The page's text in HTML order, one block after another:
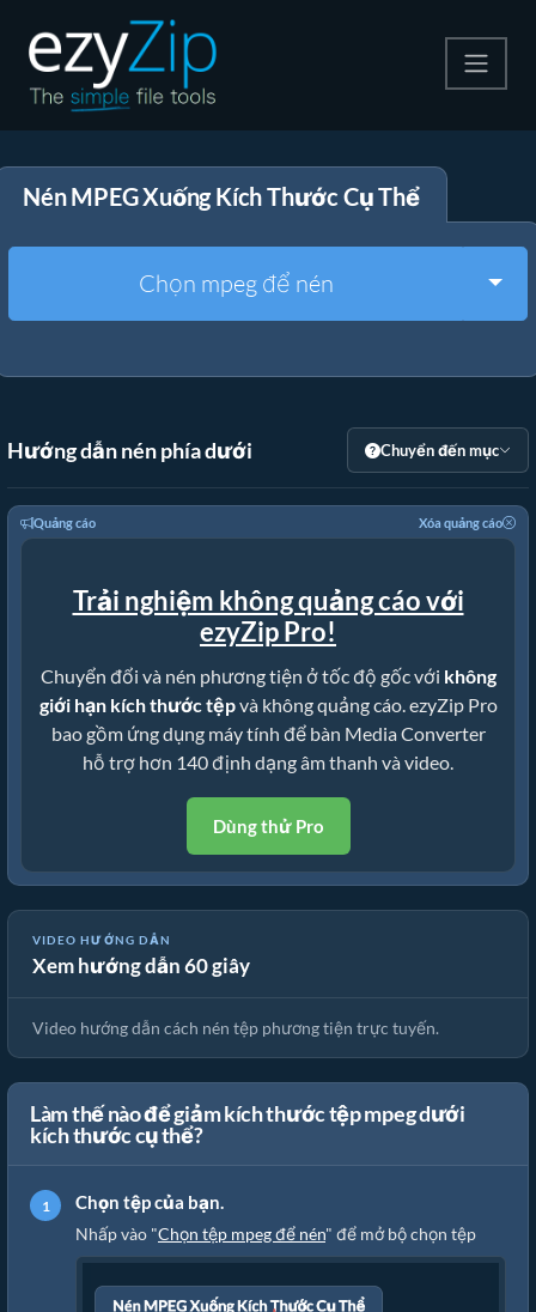
Giải nén
Công cụ khác
Nén MPEG Xuống Kích Thước Cụ Thể
Chọn mpeg để nén
Hướng dẫn nén phía dưới Chuyển đến mục
Quảng cáo Xóa quảng cáo
Trải nghiệm không quảng cáo với
ezyZip Pro!
Chuyển đổi và nén phương tiện ở tốc độ gốc với không
giới hạn kích thước tệpvà không quảng cáo. ezyZip Pro
bao gồm ứng dụng máy tính để bàn Media Converter
hỗ trợ hơn 140 định dạng âm thanh và video.
Dùng thử Pro
VIDEO HƯỚNG DẪN
Xem hướng dẫn 60 giây
🎵 Cách Nén Tệp Phương Tiện Trực Tuyến Miễn Phí
Video hướng dẫn cách nén tệp phương tiện trực tuyến.
Làm thế nào để giảm kích thước tệp mpeg dưới
kích thước cụ thể?
Chọn tệp của bạn.
Nhấp vào "Chọn tệp mpeg để nén" để mở bộ chọn tệp